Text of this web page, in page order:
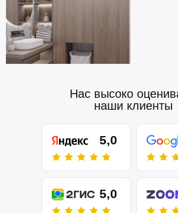
Нас высоко
наши клиенты
5,0
5,0